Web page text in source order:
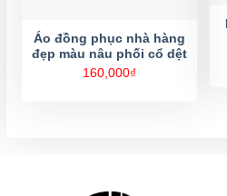
Áo đồng phục nhà hàng
đẹp màu nâu phối cổ dệt
160,000₫